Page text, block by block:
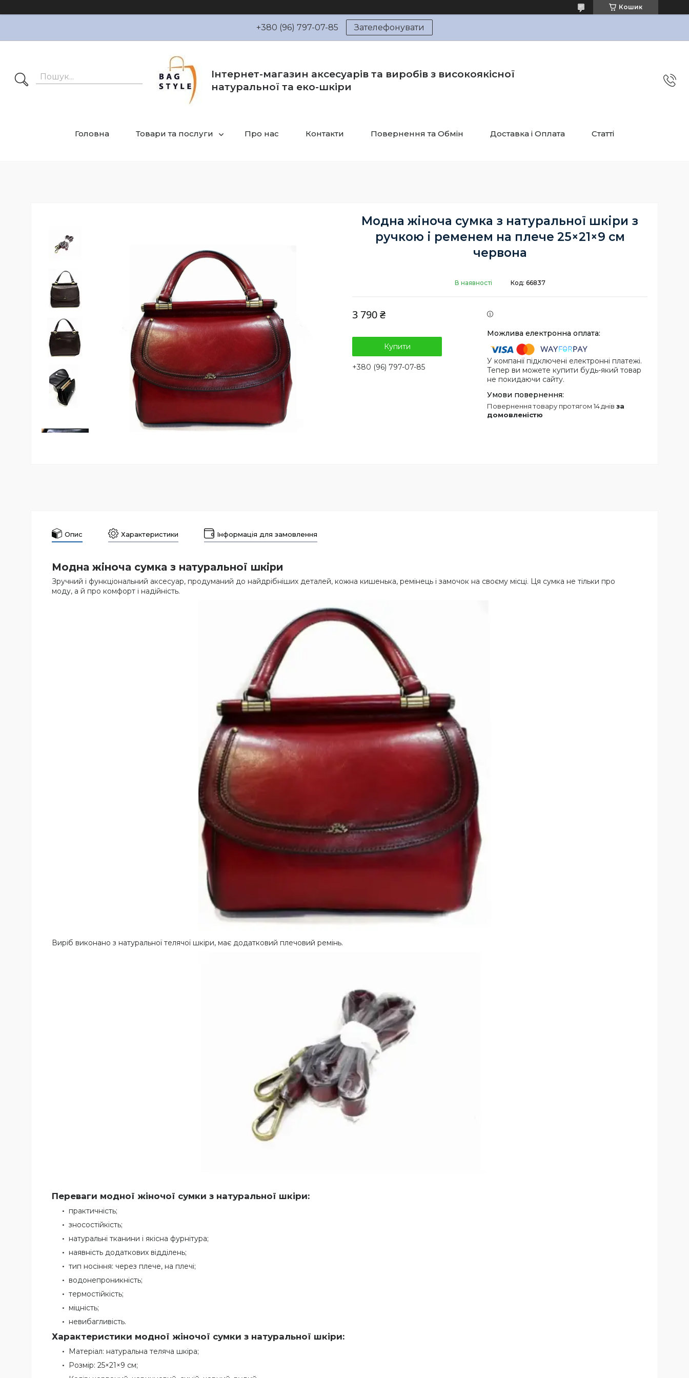
Кошик
+380 (96) 797-07-85 Зателефонувати
Інтернет-магазин аксесуарів та виробів з високоякісної
натуральної та еко-шкіри
Головна Товари та послуги Про нас Контакти Повернення та Обмін Доставка і Оплата Статті
Модна жіноча сумка з натуральної шкіри з
ручкою і ременем на плече 25×21×9 см
червона
В наявності Код: 66837
3 790 ₴
Купити
+380 (96) 797-07-85
У компанії підключені електронні платежі.
Тепер ви можете купити будь-який товар
не покидаючи сайту.
повернення товару протягом 14 днів за
домовленістю
Опис Характеристики Інформація для замовлення
Модна жіноча сумка з натуральної шкіри
Зручний і функціональний аксесуар, продуманий до найдрібніших деталей, кожна кишенька, ремінець і замочок на своєму місці. Ця сумка не тільки про
моду, а й про комфорт і надійність.
Виріб виконано з натуральної телячої шкіри, має додатковий плечовий ремінь.
Переваги модної жіночої сумки з натуральної шкіри:
практичність;
зносостійкість;
натуральні тканини і якісна фурнітура;
наявність додаткових відділень;
тип носіння: через плече, на плечі;
водонепроникність;
термостійкість;
міцність;
невибагливість.
Характеристики модної жіночої сумки з натуральної шкіри:
Матеріал: натуральна теляча шкіра;
Розмір: 25×21×9 см;